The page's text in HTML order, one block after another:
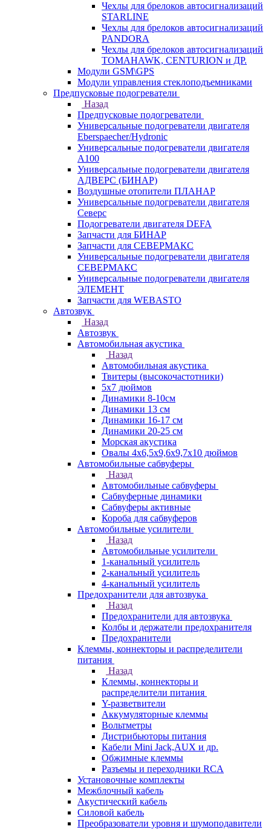
Чехлы для брелоков автосигнализаций
STARLINE
Чехлы для брелоков автосигнализаций
PANDORA
Чехлы для брелоков автосигнализаций
TOMAHAWK, CENTURION и ДР.
Модули GSM\GPS
Модули управления стеклоподъемниками
Предпусковые подогреватели
Назад
Предпусковые подогреватели
Универсальные подогреватели двигателя
Eberspaecher/Hydronic
Универсальные подогреватели двигателя
A100
Универсальные подогреватели двигателя
АДВЕРС (БИНАР)
Воздушные отопители ПЛАНАР
Универсальные подогреватели двигателя
Северс
Подогреватели двигателя DEFA
Запчасти для БИНАР
Запчасти для СЕВЕРМАКС
Универсальные подогреватели двигателя
СЕВЕРМАКС
Универсальные подогреватели двигателя
ЭЛЕМЕНТ
Запчасти для WEBASTO
Автозвук
Назад
Автозвук
Автомобильная акустика
Назад
Автомобильная акустика
Твитеры (высокочастотники)
5x7 дюймов
Динамики 8-10см
Динамики 13 см
Динамики 16-17 см
Динамики 20-25 см
Морская акустика
Овалы 4х6,5х9,6x9,7х10 дюймов
Автомобильные сабвуферы
Назад
Автомобильные сабвуферы
Сабвуферные динамики
Сабвуферы активные
Короба для сабвуферов
Автомобильные усилители
Назад
Автомобильные усилители
1-канальный усилитель
2-канальный усилитель
4-канальный усилитель
Предохранители для автозвука
Назад
Предохранители для автозвука
Колбы и держатели предохранителя
Предохранители
Клеммы, коннекторы и распределители
питания
Назад
Клеммы, коннекторы и
распределители питания
Y-разветвители
Аккумуляторные клеммы
Вольтметры
Дистрибьюторы питания
Кабели Mini Jack,AUX и др.
Обжимные клеммы
Разъемы и переходники RCA
Установочные комплекты
Межблочный кабель
Акустический кабель
Силовой кабель
Преобразователи уровня и шумоподавители